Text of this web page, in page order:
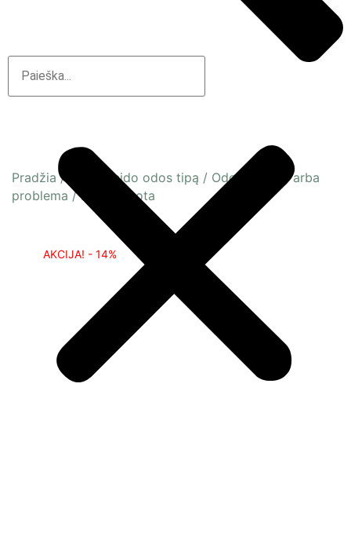
Pradžia/ Pagal veido odos tipą / Odos būsena arba
problema /Dehitratuota
AKCIJA! - 14%